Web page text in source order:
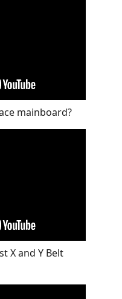
mainboard?
X and Y Belt